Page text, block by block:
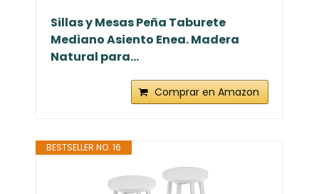
Sillas y Mesas Peña Taburete
Mediano Asiento Enea. Madera
Natural para...
Comprar en Amazon
BESTSELLER NO. 16